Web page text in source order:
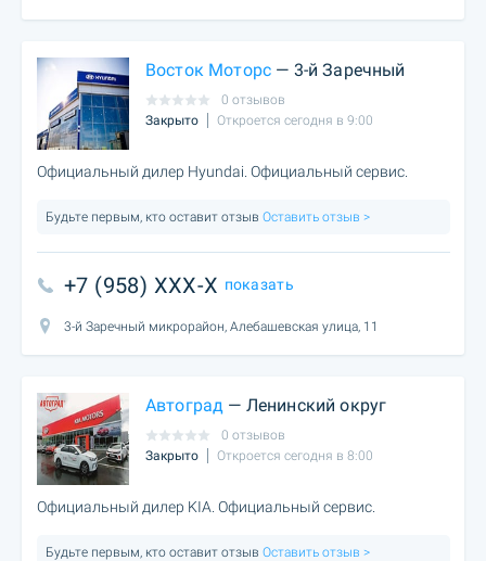
Восток Моторс — 3-й Заречный
0 отзывов
Закрыто
Откроется сегодня в 9:00
Официальный дилер Hyundai. Официальный сервис.
Будьте первым, кто оставит отзыв Оставить отзыв >
+7 (958) XXX-X показать
3-й Заречный микрорайон, Алебашевская улица, 11
Автоград — Ленинский округ
0 отзывов
Закрыто
Откроется сегодня в 8:00
Официальный дилер KIA. Официальный сервис.
Будьте первым, кто оставит отзыв Оставить отзыв >